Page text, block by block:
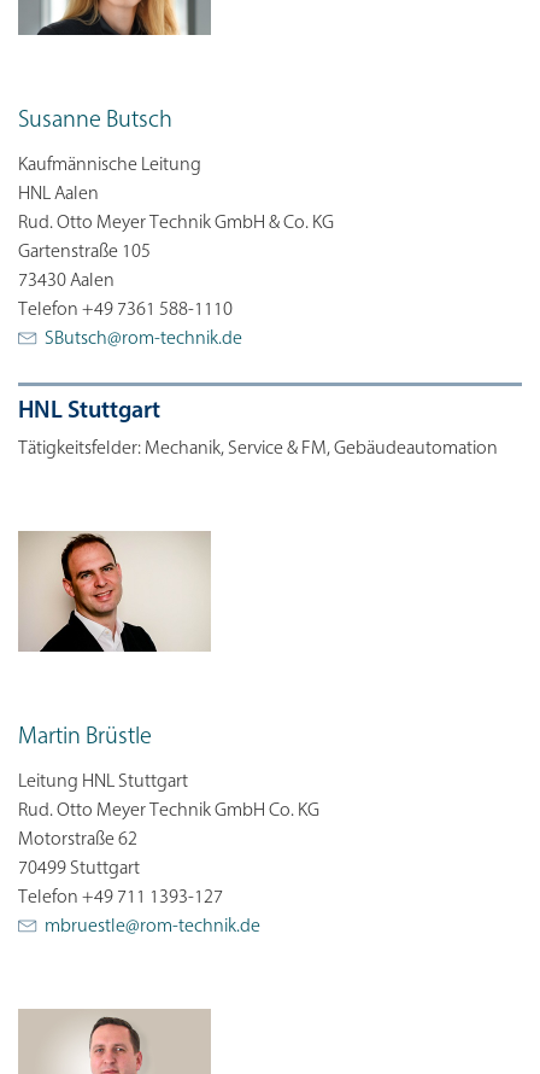
Susanne Butsch
Kaufmännische Leitung
HNL Aalen
Rud. Otto Meyer Technik GmbH & Co. KG
Gartenstraße 105
73430 Aalen
Telefon +49 7361 588-1110
SButsch@rom-technik.de
HNL Stuttgart
Tätigkeitsfelder: Mechanik, Service & FM, Gebäudeautomation
Martin Brüstle
Leitung HNL Stuttgart
Rud. Otto Meyer Technik GmbH Co. KG
Motorstraße 62
70499 Stuttgart
Telefon +49 711 1393-127
mbruestle@rom-technik.de